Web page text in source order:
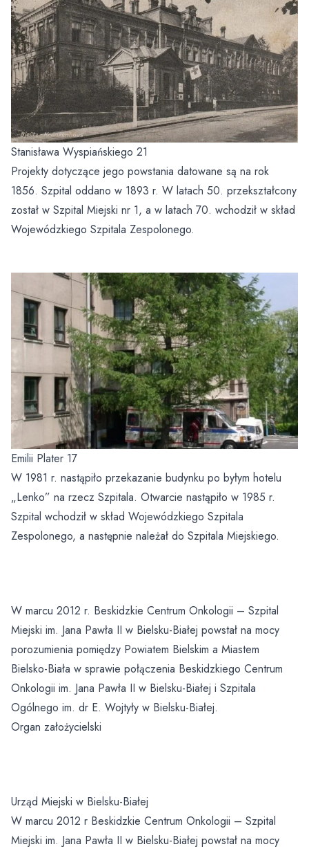
Świadczenia dla obywateli Ukrainy przebywających w
Polsce
Parking
Oddział Medycyny Paliatywnej
Oddział Gastroenterologiczny z Pododziałem
Chorób Wewnętrznych
Oddział Dzienny Kliniki Onkologii
Klinika Onkologii
Zakład Fizyki Medycznej
Zakład Pielęgnacyjno – Opiekuńczy
Opieka Paliatywna (Oddział Medycyny Paliatywnej,
Poradnia Medycyny Paliatywnej, Zespół Domowej
Opieki Paliatywnej)
Profilaktyka
Regularne badania
Pomoc medyczna w godzinach wieczornych, w
weekendy i święta
Portal Dieta NFZ
Program Wsparcia Psychologicznego Kadry
Medycznej
Nie kłaniaj się bólowi
Fizjoterapia Ambulatoryjna
Laboratorium Analityczne
Centralna Sterylizatornia
Zespół Kontroli Zakażeń Szpitalnych
Przewodnik
Psycholodzy
Żywienie dla zdrowia
Dobry Posiłek
Stanisława Wyspiańskiego 21
Projekty dotyczące jego powstania datowane są na rok
1856. Szpital oddano w 1893 r. W latach 50. przekształcony
został w Szpital Miejski nr 1, a w latach 70. wchodził w skład
Wojewódzkiego Szpitala Zespolonego.
Emilii Plater 17
W 1981 r. nastąpiło przekazanie budynku po byłym hotelu
„Lenko” na rzecz Szpitala. Otwarcie nastąpiło w 1985 r.
Szpital wchodził w skład Wojewódzkiego Szpitala
Zespolonego, a następnie należał do Szpitala Miejskiego.
W marcu 2012 r. Beskidzkie Centrum Onkologii – Szpital
Miejski im. Jana Pawła II w Bielsku-Białej powstał na mocy
porozumienia pomiędzy Powiatem Bielskim a Miastem
Bielsko-Biała w sprawie połączenia Beskidzkiego Centrum
Onkologii im. Jana Pawła II w Bielsku-Białej i Szpitala
Ogólnego im. dr E. Wojtyły w Bielsku-Białej.
Organ założycielski
Urząd Miejski w Bielsku-Białej
W marcu 2012 r Beskidzkie Centrum Onkologii – Szpital
Miejski im. Jana Pawła II w Bielsku-Białej powstał na mocy